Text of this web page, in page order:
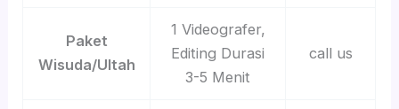
Paket
Wisuda/Ultah
1 Videografer,
Editing Durasi
3-5 Menit
call us